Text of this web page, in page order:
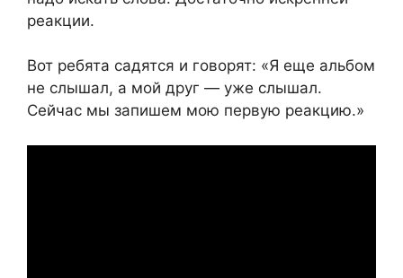
реакции.
Вот ребята садятся и говорят: «Я еще альбом
не слышал, а мой друг — уже слышал.
Сейчас мы запишем мою первую реакцию.»